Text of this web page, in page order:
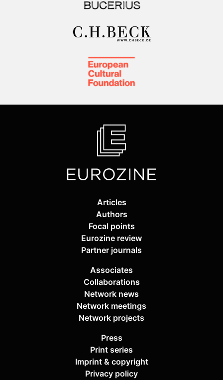
Articles
Authors
Focal points
Eurozine review
Partner journals
Associates
Collaborations
Network news
Network meetings
Network projects
Press
Print series
Imprint & copyright
Privacy policy